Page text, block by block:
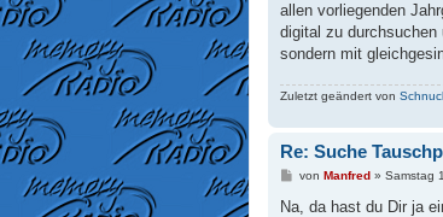
allen vorliegenden
digital zu
sondern mit
Zuletzt geändert von
Re: Suche
B
i
von Manfred» Samstag
Na, da hast du Dir ja